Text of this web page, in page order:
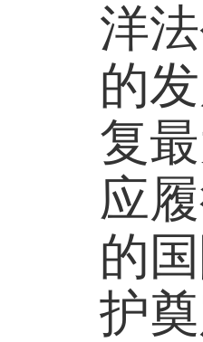
洋
的
复
应
的
护